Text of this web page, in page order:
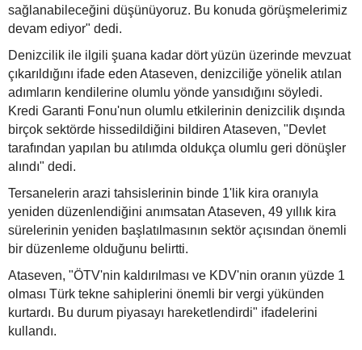
sağlanabileceğini düşünüyoruz. Bu konuda görüşmelerimiz
devam ediyor" dedi.
Denizcilik ile ilgili şuana kadar dört yüzün üzerinde mevzuat
çıkarıldığını ifade eden Ataseven, denizciliğe yönelik atılan
adımların kendilerine olumlu yönde yansıdığını söyledi.
Kredi Garanti Fonu'nun olumlu etkilerinin denizcilik dışında
birçok sektörde hissedildiğini bildiren Ataseven, "Devlet
tarafından yapılan bu atılımda oldukça olumlu geri dönüşler
alındı" dedi.
Tersanelerin arazi tahsislerinin binde 1'lik kira oranıyla
yeniden düzenlendiğini anımsatan Ataseven, 49 yıllık kira
sürelerinin yeniden başlatılmasının sektör açısından önemli
bir düzenleme olduğunu belirtti.
Ataseven, "ÖTV'nin kaldırılması ve KDV'nin oranın yüzde 1
olması Türk tekne sahiplerini önemli bir vergi yükünden
kurtardı. Bu durum piyasayı hareketlendirdi" ifadelerini
kullandı.